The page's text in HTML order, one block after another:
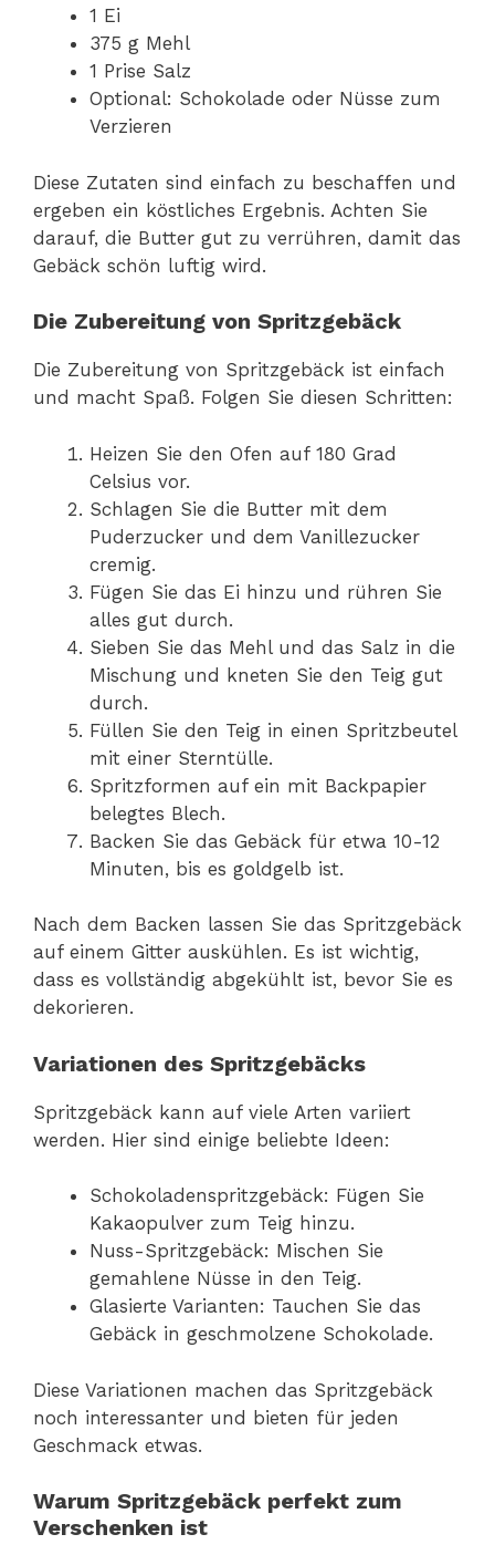
1 Ei
375 g Mehl
1 Prise Salz
Optional: Schokolade oder Nüsse zum
Verzieren
Diese Zutaten sind einfach zu beschaffen und
ergeben ein köstliches Ergebnis. Achten Sie
darauf, die Butter gut zu verrühren, damit das
Gebäck schön luftig wird.
Die Zubereitung von Spritzgebäck
Die Zubereitung von Spritzgebäck ist einfach
und macht Spaß. Folgen Sie diesen Schritten:
Heizen Sie den Ofen auf 180 Grad
Celsius vor.
Schlagen Sie die Butter mit dem
Puderzucker und dem Vanillezucker
cremig.
Fügen Sie das Ei hinzu und rühren Sie
alles gut durch.
Sieben Sie das Mehl und das Salz in die
Mischung und kneten Sie den Teig gut
durch.
Füllen Sie den Teig in einen Spritzbeutel
mit einer Sterntülle.
Spritzformen auf ein mit Backpapier
belegtes Blech.
Backen Sie das Gebäck für etwa 10-12
Minuten, bis es goldgelb ist.
Nach dem Backen lassen Sie das Spritzgebäck
auf einem Gitter auskühlen. Es ist wichtig,
dass es vollständig abgekühlt ist, bevor Sie es
dekorieren.
Variationen des Spritzgebäcks
Spritzgebäck kann auf viele Arten variiert
werden. Hier sind einige beliebte Ideen:
Schokoladenspritzgebäck: Fügen Sie
Kakaopulver zum Teig hinzu.
Nuss-Spritzgebäck: Mischen Sie
gemahlene Nüsse in den Teig.
Glasierte Varianten: Tauchen Sie das
Gebäck in geschmolzene Schokolade.
Diese Variationen machen das Spritzgebäck
noch interessanter und bieten für jeden
Geschmack etwas.
Warum Spritzgebäck perfekt zum
Verschenken ist